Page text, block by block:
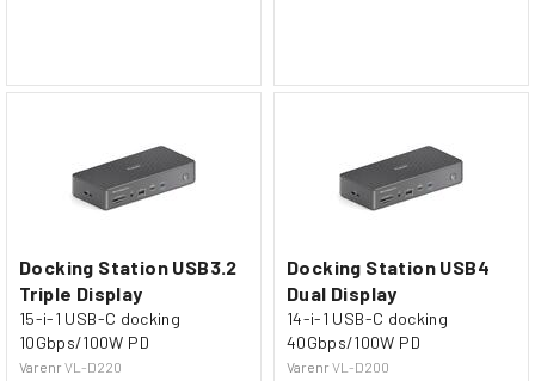
Docking Station USB3.2
Triple Display
15-i-1 USB-C docking
10Gbps/100W PD
Varenr VL-D220
Docking Station USB4
Dual Display
14-i-1 USB-C docking
40Gbps/100W PD
Varenr VL-D200